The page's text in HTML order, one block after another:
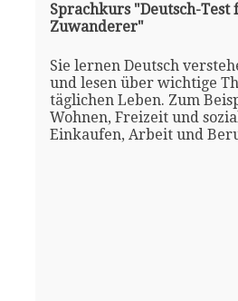
Sprachkurs "Deutsch-Test
Zuwanderer"
Sie lernen Deutsch
und lesen über wichtige
täglichen Leben. Zum
Wohnen, Freizeit und
Einkaufen, Arbeit und